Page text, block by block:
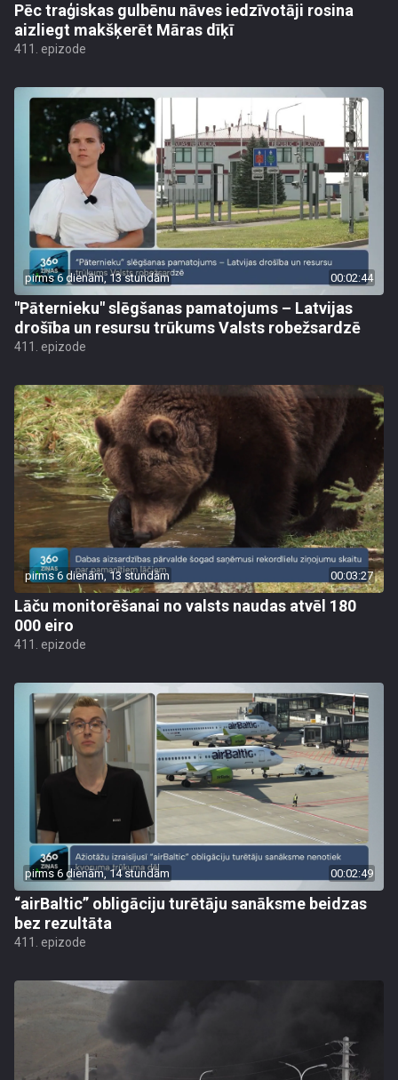
Pēc traģiskas gulbēnu nāves iedzīvotāji rosina
aizliegt makšķerēt Māras dīķī
411. epizode
pirms 6 dienām, 13 stundām 00:02:44
"Pāternieku" slēgšanas pamatojums – Latvijas
drošība un resursu trūkums Valsts robežsardzē
411. epizode
pirms 6 dienām, 13 stundām 00:03:27
Lāču monitorēšanai no valsts naudas atvēl 180
000 eiro
411. epizode
pirms 6 dienām, 14 stundām 00:02:49
“airBaltic” obligāciju turētāju sanāksme beidzas
bez rezultāta
411. epizode